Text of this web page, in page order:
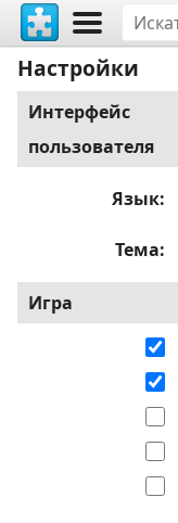
Настройки
Интерфейс
пользователя
Язык
Тема
Игра